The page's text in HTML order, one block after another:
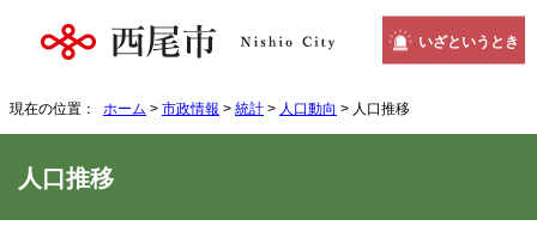
いざというとき
現在の位置： ホーム > 市政情報 > 統計 > 人口動向 > 人口推移
人口推移